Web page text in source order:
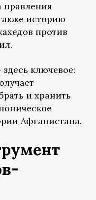
правления
историю
против
ключевое:
и хранить
Афганистана.